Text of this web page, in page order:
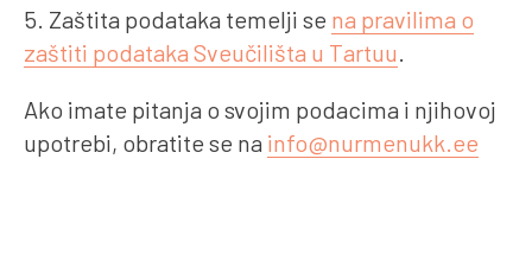
5. Zaštita podataka temelji se na pravilima o
zaštiti podataka Sveučilišta u Tartuu
Ako imate pitanja o svojim podacima i njihovoj
upotrebi, obratite se na info@nurmenukk.ee